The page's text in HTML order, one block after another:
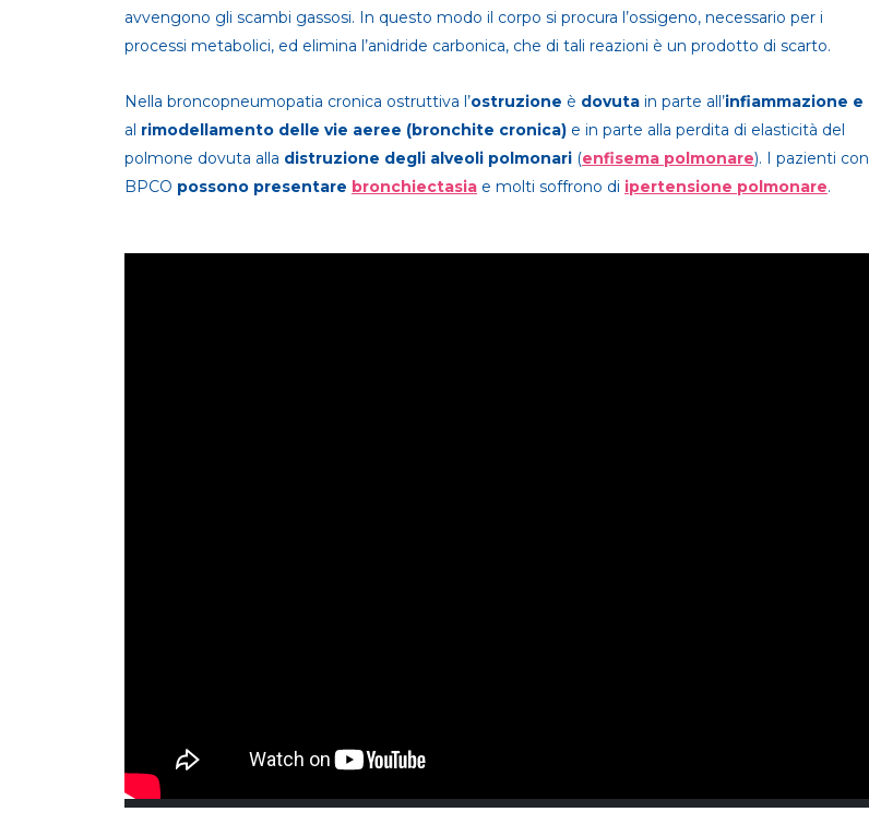
avvengono gli scambi gassosi. In questo modo il corpo si procura l’ossigeno, necessario per i
processi metabolici, ed elimina l’anidride carbonica, che di tali reazioni è un prodotto di scarto.
Nella broncopneumopatia cronica ostruttiva l’ostruzione è dovuta in parte all’infiammazione e
al rimodellamento delle vie aeree (bronchite cronica) e in parte alla perdita di elasticità del
polmone dovuta alla distruzione degli alveoli polmonari (enfisema polmonare). I pazienti con
BPCO possono presentare bronchiectasia e molti soffrono di ipertensione polmonare.